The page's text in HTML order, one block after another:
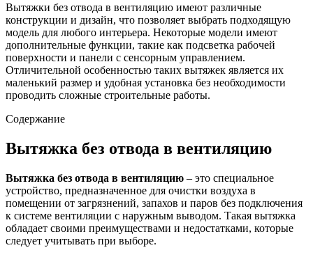
Вытяжки без отвода в вентиляцию имеют различные
конструкции и дизайн, что позволяет выбрать подходящую
модель для любого интерьера. Некоторые модели имеют
дополнительные функции, такие как подсветка рабочей
поверхности и панели с сенсорным управлением.
Отличительной особенностью таких вытяжек является их
маленький размер и удобная установка без необходимости
проводить сложные строительные работы.
Содержание
Вытяжка без отвода в вентиляцию
Вытяжка без отвода в вентиляцию – это специальное
устройство, предназначенное для очистки воздуха в
помещении от загрязнений, запахов и паров без подключения
к системе вентиляции с наружным выводом. Такая вытяжка
обладает своими преимуществами и недостатками, которые
следует учитывать при выборе.